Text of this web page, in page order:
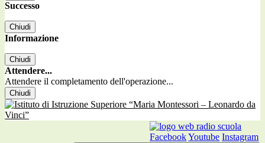
Successo
Chiudi
Informazione
Chiudi
Attendere...
Attendere il completamento dell'operazione...
Chiudi
FacebookYoutube Instagram